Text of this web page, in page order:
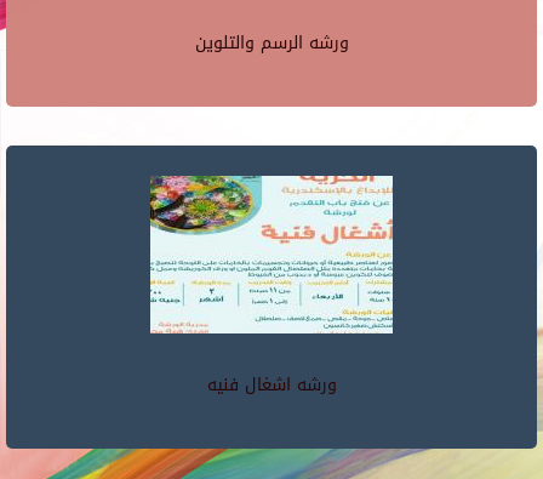
ورشه الرسم والتلوين
ورشه اشغال فنيه